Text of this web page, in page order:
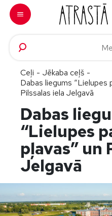
Doties uz saturu
Ceļi - Jēkaba ceļš -
Dabas liegums “Lielupes
Pilssalas iela Jelgavā
Dabas
“Lielupes
pļavas” un
Jelgavā